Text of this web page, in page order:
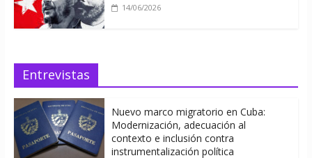
14/06/2026
Entrevistas
Nuevo marco migratorio en Cuba:
Modernización, adecuación al
contexto e inclusión contra
instrumentalización política